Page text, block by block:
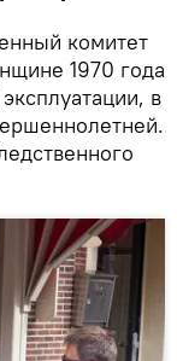
комитет
1970 года
в